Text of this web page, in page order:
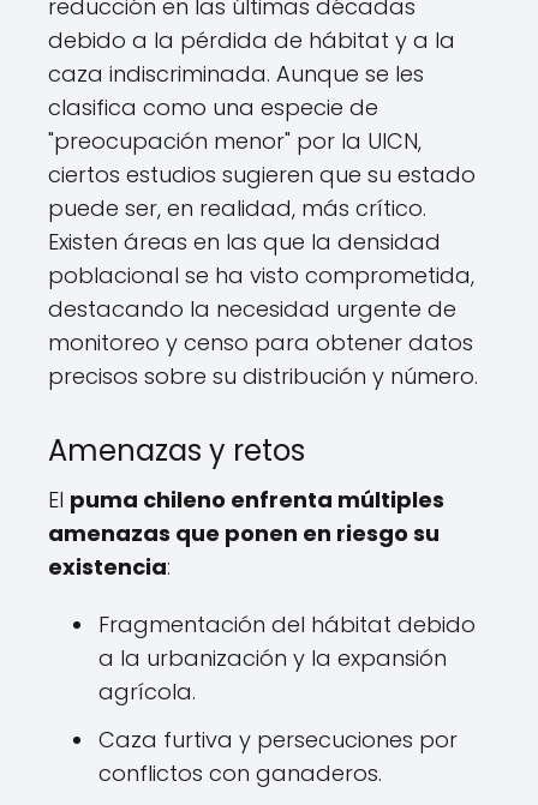
reducción en las últimas décadas
debido a la pérdida de hábitat y a la
caza indiscriminada. Aunque se les
clasifica como una especie de
"preocupación menor" por la UICN,
ciertos estudios sugieren que su estado
puede ser, en realidad, más crítico.
Existen áreas en las que la densidad
poblacional se ha visto comprometida,
destacando la necesidad urgente de
monitoreo y censo para obtener datos
precisos sobre su distribución y número.
Amenazas y retos
El puma chileno enfrenta múltiples
amenazas que ponen en riesgo su
existencia:
Fragmentación del hábitat debido
a la urbanización y la expansión
agrícola.
Caza furtiva y persecuciones por
conflictos con ganaderos.